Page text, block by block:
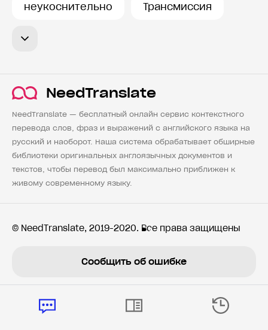
неукоснительно Трансмиссия
NeedTranslate
NeedTranslate — бесплатный онлайн сервис контекстного
перевода слов, фраз и выражений с английского языка на
русский и наоборот. Наша система обрабатывает обширные
библиотеки оригинальных англоязычных документов и
текстов, чтобы перевод был максимально приближен к
живому современному языку.
© NeedTranslate, 2019-2020. Все права защищены
Сообщить об ошибке